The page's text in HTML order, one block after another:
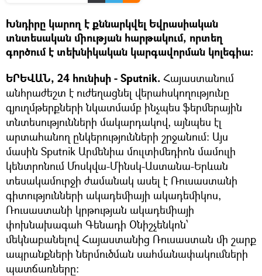
Խնդիրը կարող է քննարկվել Եվրասիական
տնտեսական միության հարթակում, որտեղ
գործում է տեխնիկական կարգավորման կոլեգիա։
ԵՐԵՎԱՆ, 24 հունիսի - Sputnik. Հայաստանում
անհրաժեշտ է ուժեղացնել վերահսկողությունը
գյուղմթերքների նկատմամբ ինչպես ֆերմերային
տնտեսությունների մակարդակով, այնպես էլ
արտահանող ընկերությունների շրջանում։ Այս
մասին Sputnik Արմենիա մուլտիմեդիոն մամուլի
կենտրոնում Մոսկվա-Մինսկ-Աստանա-Երևան
տեսակամուրջի ժամանակ ասել է Ռուսաստանի
գիտությունների ակադեմիայի ակադեմիկոս,
Ռուսաստանի կրթության ակադեմիայի
փոխնախագահ Գենադի Օնիշչենկոն՝
մեկնաբանելով Հայաստանից Ռուսաստան մի շարք
ապրանքների ներմուծման սահմանափակումների
պատճառները։